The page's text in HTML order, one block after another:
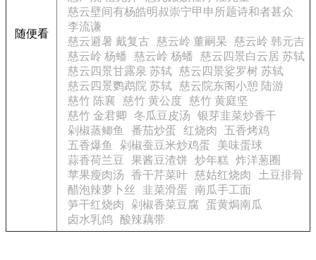
随便看
慈云壁间有杨皓明叔崇宁甲申所题诗和者甚众
李流谦
慈云避暑 戴复古 慈云岭 董嗣杲
慈云岭 韩元吉
慈云岭 杨蟠
慈云岭 杨蟠
慈云四景白云居 苏轼
慈云四景甘露泉 苏轼 慈云四景娑罗树 苏轼
慈云四景鹦鹉院 苏轼 慈云院东阁小憩 陆游
慈竹 陈襄
慈竹 黄公度
慈竹 黄庭坚
慈竹 金君卿
冬瓜豆皮汤
银芽韭菜炒香干
剁椒蒸鲫鱼
番茄炒蛋 红烧肉
五香烤鸡
五香爆鱼
剁椒蚕豆米炒鸡蛋
美味蛋球
蒜香荷兰豆
果酱豆渣饼 炒年糕
炸洋葱圈
苹果瘦肉汤
香干芹菜叶 慈姑红烧肉
土豆排骨
醋泡辣萝卜丝
韭菜滑蛋
南瓜手工面
笋干红烧肉
剁椒香菜豆腐
蛋黄焗南瓜
卤水乳鸽 酸辣藕带